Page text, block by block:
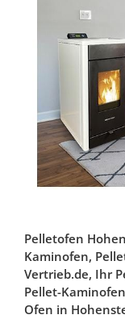
Pelletofen
Kaminofen,
Vertrieb.de, Ihr
Pellet-
Ofen in